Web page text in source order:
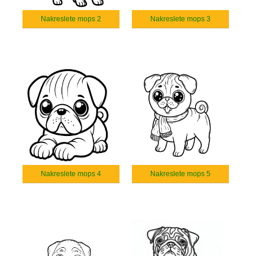
Nakreslete mops 2 Nakreslete mops 3
Nakreslete mops 4 Nakreslete mops 5